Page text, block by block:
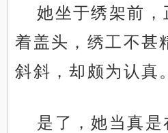
她坐于绣架前
着盖头，绣工不甚
斜斜，却颇为认真。
是了，她当真